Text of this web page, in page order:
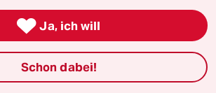
 Ja, ich will
Schon dabei!